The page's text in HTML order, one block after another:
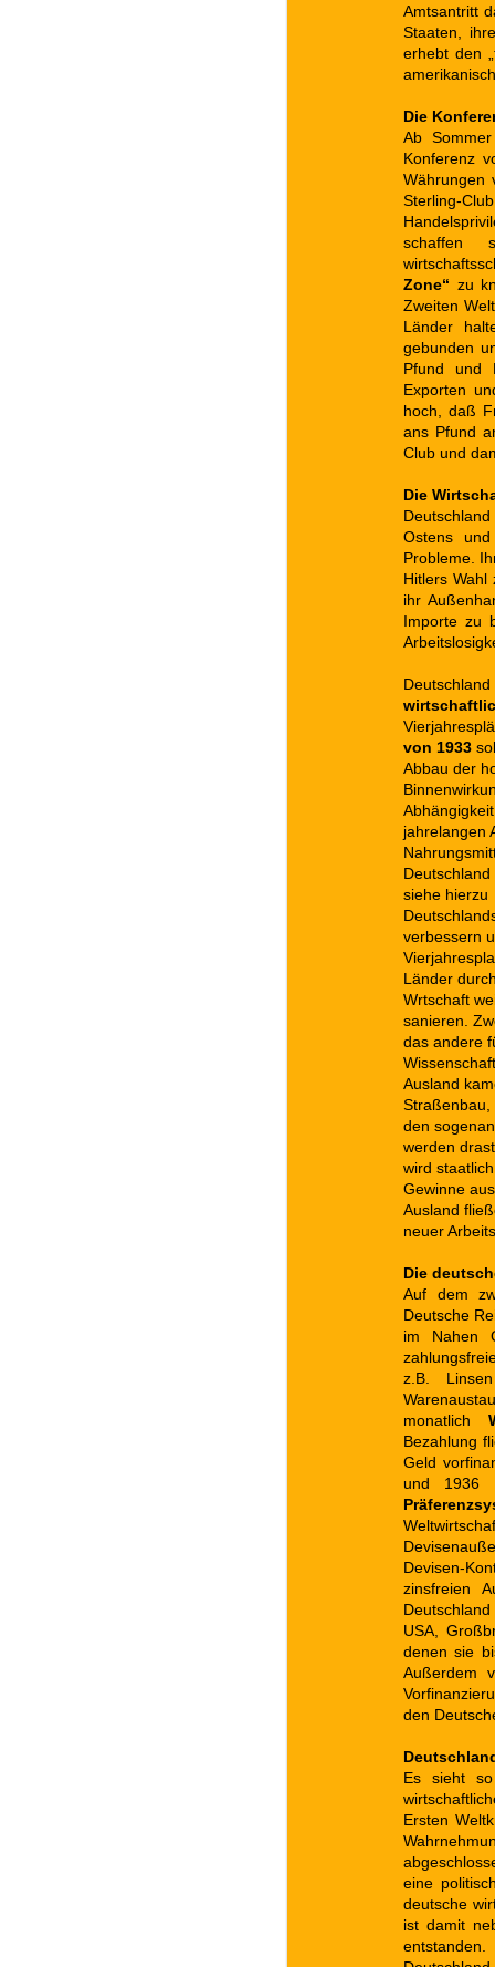
Amtsantritt
Staaten,
erhebt den
Die
Ab
Konferenz
Währungen
Sterling-
schaffen
Zone“ zu
Zweiten
Länder
gebunden
Pfund und
Exporten
hoch, daß
ans Pfund
Club und
Die
Ostens
Probleme.
Hitlers
ihr
Importe zu
von 1933
Abbau der
jahrelangen
siehe hierzu
verbessern
Länder
Wrtschaft
sanieren.
das andere
Ausland
Straßenbau,
den
werden
wird
Gewinne
Ausland
neuer
Die
Auf dem
Deutsche
im Nahen
z.B.
monatlich
Bezahlung
Geld
und 1936
Devisen-
zinsfreien
USA,
denen sie
Außerdem
den
Es sieht
Ersten
eine
deutsche
ist damit